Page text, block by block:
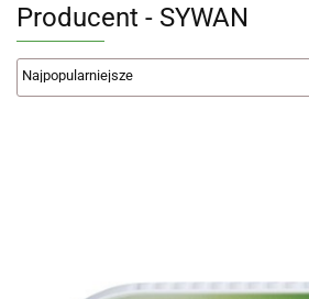
Producent - SYWAN